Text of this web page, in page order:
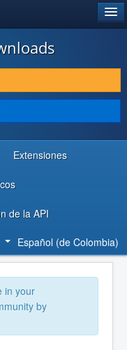
Extensiones
de la API
Español (de Colombia)
in your
by